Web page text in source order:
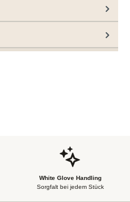
White Glove Handling
Sorgfalt bei jedem Stück